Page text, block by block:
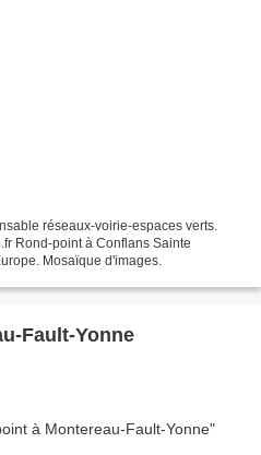
réseaux-voirie-espaces verts.
Rond-point à Conflans Sainte
Mosaïque d'images.
Fault-Yonne